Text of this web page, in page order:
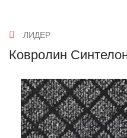
ЛИДЕР
Ковролин